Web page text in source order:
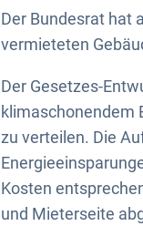
Der Bundesrat hat
vermieteten
Der Gesetzes-
klimaschonendem
zu verteilen. Die
Kosten
und Mieterseite